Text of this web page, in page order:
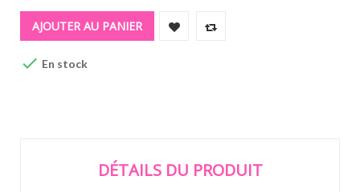
AJOUTER AU PANIER
 En stock
DÉTAILS DU PRODUIT